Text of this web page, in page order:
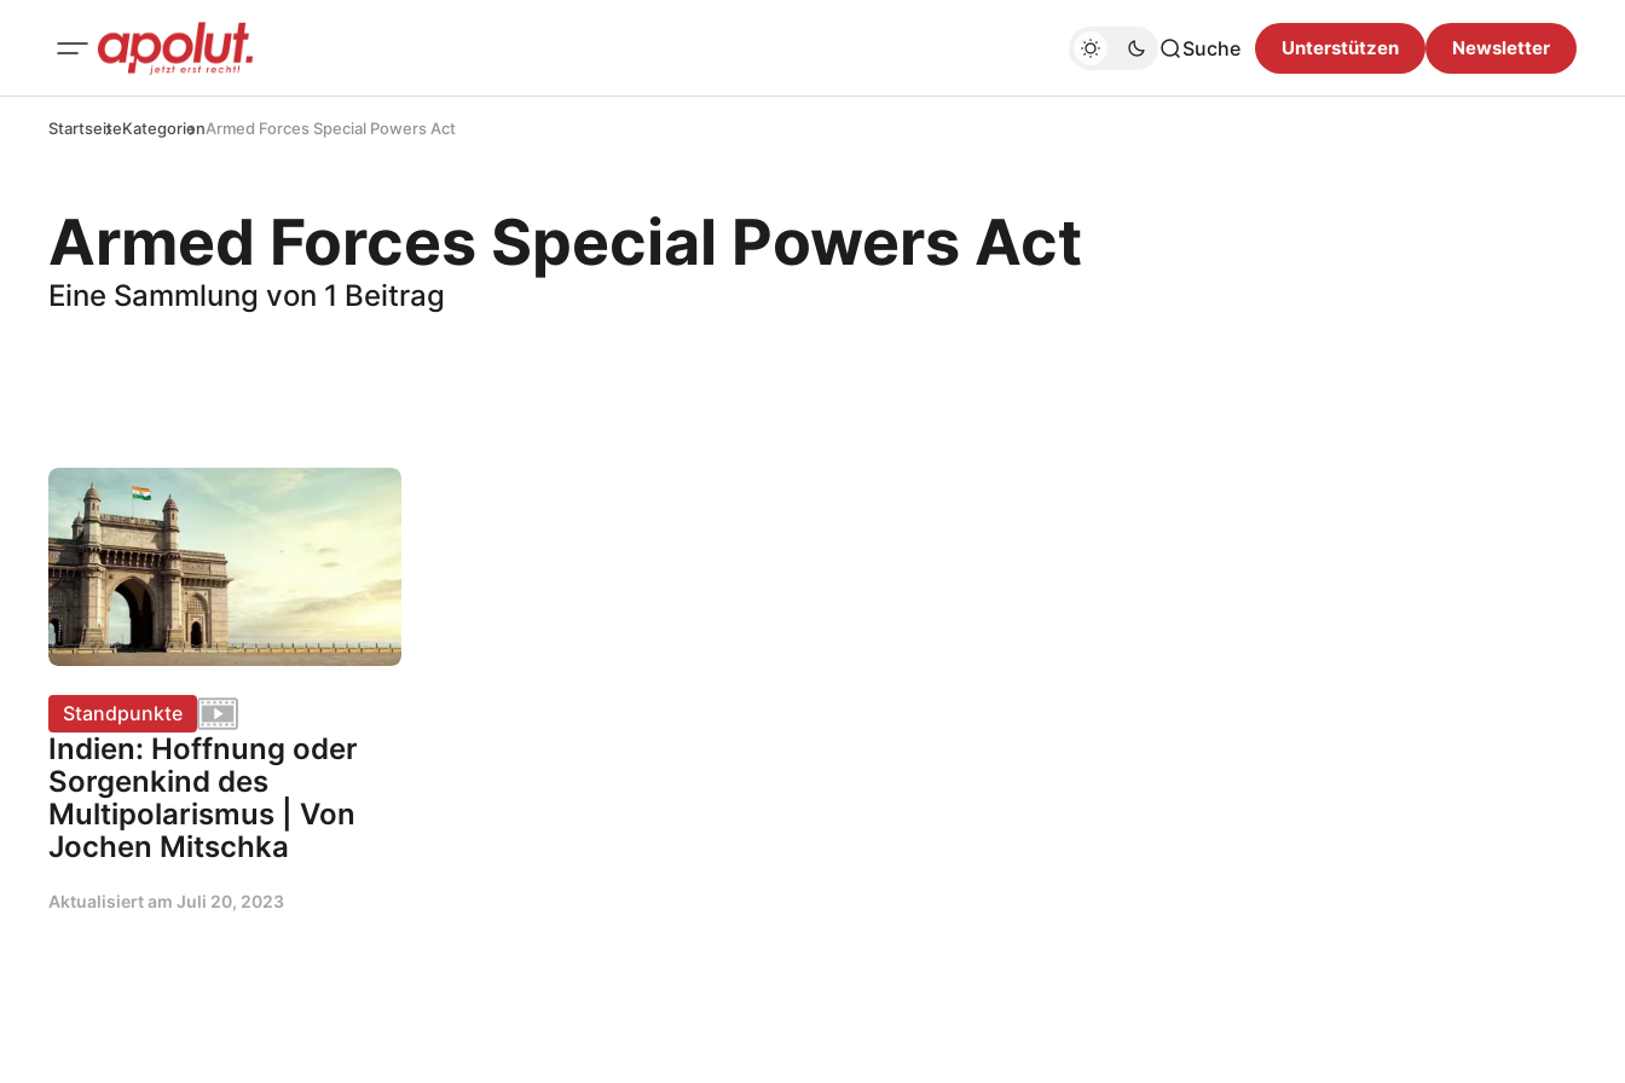
Suche Unterstützen Newsletter
StartseiteKategorienArmed Forces Special Powers Act
Armed Forces Special Powers Act
Eine Sammlung von 1 Beitrag
Standpunkte
Indien: Hoffnung oder
Sorgenkind des
Multipolarismus | Von
Jochen Mitschka
Aktualisiert am Juli 20, 2023